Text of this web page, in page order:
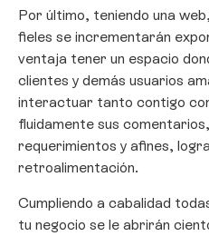
Por último, teniendo una
fieles se incrementarán
ventaja tener un espacio
clientes y demás usuarios
interactuar tanto contigo
fluidamente sus
requerimientos y afines,
retroalimentación.
Cumpliendo a cabalidad
tu negocio se le abrirán